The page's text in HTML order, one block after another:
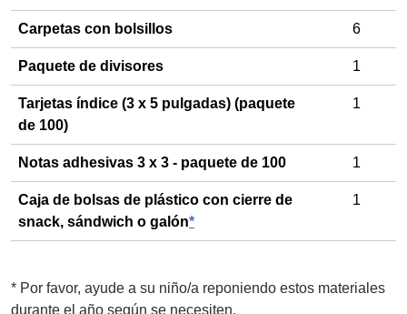
Carpetas con bolsillos 6
Paquete de divisores 1
Tarjetas índice (3 x 5 pulgadas) (paquete
de 100)
1
Notas adhesivas 3 x 3 - paquete de 100 1
Caja de bolsas de plástico con cierre de
snack, sándwich o galón*
1
* Por favor, ayude a su niño/a reponiendo estos materiales
durante el año según se necesiten.